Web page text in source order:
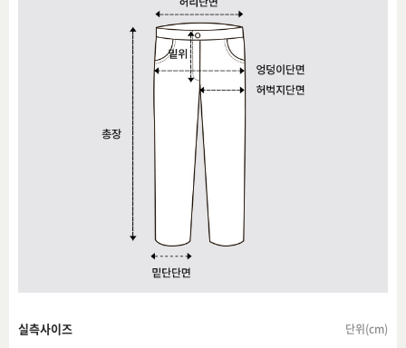
실측사이즈 단위(cm)